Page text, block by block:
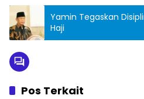
Yamin Tegaskan
Haji
Pos Terkait